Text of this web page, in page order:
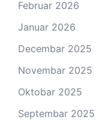
Februar 2026
Januar 2026
Decembar 2025
Novembar 2025
Oktobar 2025
Septembar 2025